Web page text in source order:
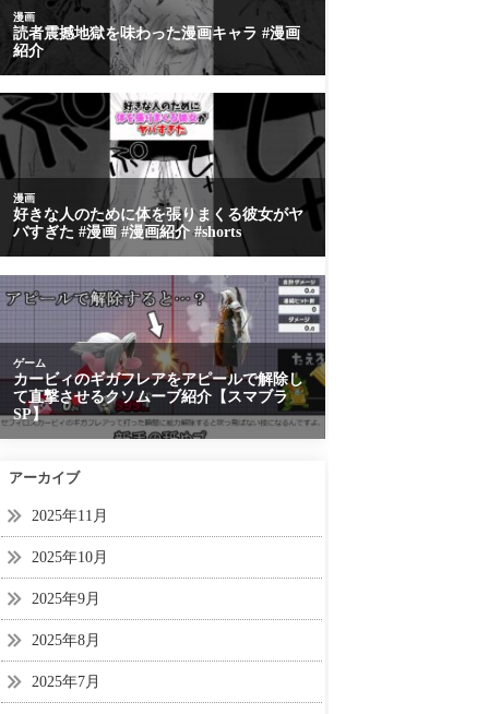
アーカイブ
2025年11月
2025年10月
2025年9月
2025年8月
2025年7月